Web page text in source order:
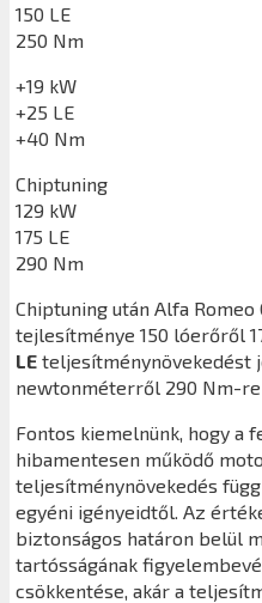
150 LE
250 Nm
+19 kW
+25 LE
+40 Nm
Chiptuning
129 kW
175 LE
290 Nm
Chiptuning után Alfa Romeo
tejlesítménye 150 lóerőről
LE teljesítménynövekedést
newtonméterről 290 Nm-
Fontos kiemelnünk, hogy a
hibamentesen működő
teljesítménynövekedés
egyéni igényeidtől. Az
biztonságos határon belül
tartósságának
csökkentése, akár a